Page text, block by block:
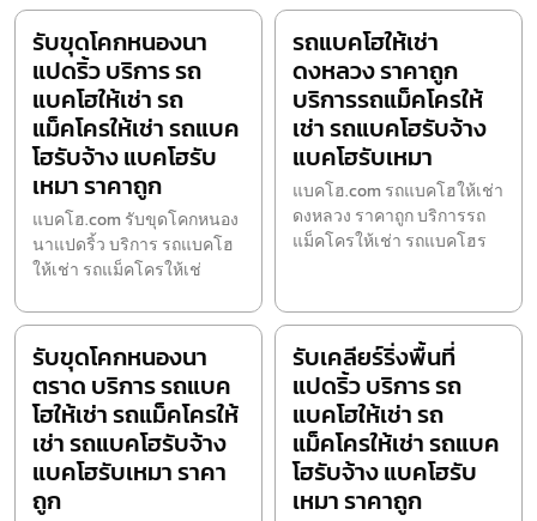
รับขุดโคกหนองนา
แปดริ้ว บริการ รถ
แบคโฮให้เช่า รถ
แม็คโครให้เช่า รถแบค
โฮรับจ้าง แบคโฮรับ
เหมา ราคาถูก
แบคโฮ.com รับขุดโคกหนอง
นาแปดริ้ว บริการ รถแบคโฮ
ให้เช่า รถแม็คโครให้เช่
รถแบคโฮให้เช่า
ดงหลวง ราคาถูก
บริการรถแม็คโครให้
เช่า รถแบคโฮรับจ้าง
แบคโฮรับเหมา
แบคโฮ.com รถแบคโฮให้เช่า
ดงหลวง ราคาถูก บริการรถ
แม็คโครให้เช่า รถแบคโฮร
รับขุดโคกหนองนา
ตราด บริการ รถแบค
โฮให้เช่า รถแม็คโครให้
เช่า รถแบคโฮรับจ้าง
แบคโฮรับเหมา ราคา
ถูก
รับเคลียร์ริ่งพื้นที่
แปดริ้ว บริการ รถ
แบคโฮให้เช่า รถ
แม็คโครให้เช่า รถแบค
โฮรับจ้าง แบคโฮรับ
เหมา ราคาถูก